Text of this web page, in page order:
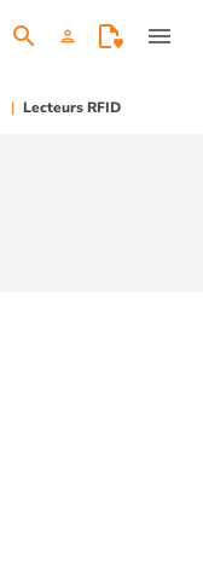
search person menu
Lecteurs RFID